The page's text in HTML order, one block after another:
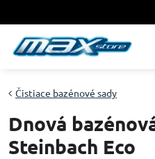
Čistiace bazénové sady
Dnová
Steinbach Eco